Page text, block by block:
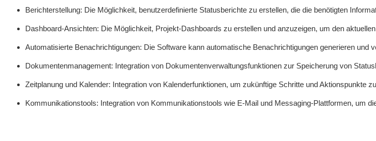
Berichterstellung: Die Möglichkeit, benutzerdefinierte Statusberichte zu erstellen, die die benötigten
Dashboard-Ansichten: Die Möglichkeit, Projekt-Dashboards zu erstellen und anzuzeigen, um den
Automatisierte Benachrichtigungen: Die Software kann automatische Benachrichtigungen generieren
Dokumentenmanagement: Integration von Dokumentenverwaltungsfunktionen zur Speicherung von
Zeitplanung und Kalender: Integration von Kalenderfunktionen, um zukünftige Schritte und Aktionspunkte
Kommunikationstools: Integration von Kommunikationstools wie E-Mail und Messaging-Plattformen, um